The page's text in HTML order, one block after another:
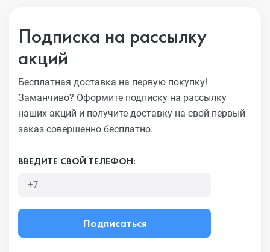
Подписка на рассылку
акций
Бесплатная доставка на первую покупку!
Заманчиво? Оформите подписку на рассылку
наших акций и получите доставку на свой первый
заказ совершенно бесплатно.
ВВЕДИТЕ СВОЙ ТЕЛЕФОН:
Подписаться